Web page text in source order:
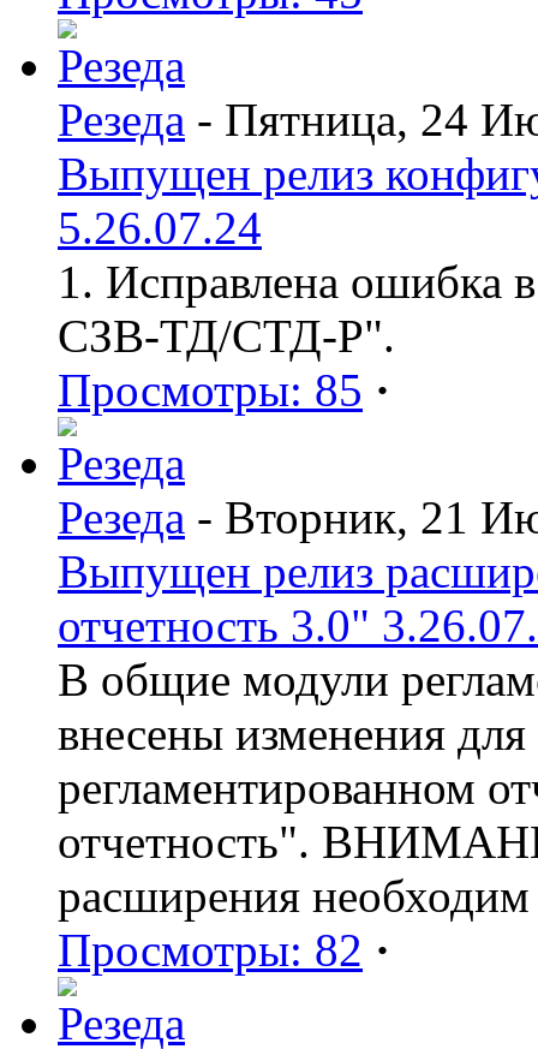
Резеда - Пятница, 24
Выпущен релиз
5.26.07.24
1. Исправлена ошибка
СЗВ-ТД/СТД-Р".
Просмотры: 85 ·
Резеда - Вторник, 21
Выпущен релиз
отчетность 3.0"
В общие модули
внесены изменения
регламентированном
отчетность".
расширения необходим
Просмотры: 82 ·